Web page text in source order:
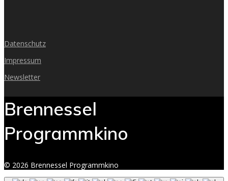
Datenschutz
Impressum
Newsletter
Brennessel
Programmkino
© 2026 Brennessel Programmkino